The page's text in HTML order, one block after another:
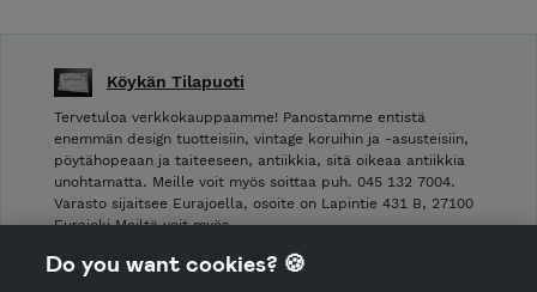
Köykän Tilapuoti
Tervetuloa verkkokauppaamme! Panostamme entistä
enemmän design tuotteisiin, vintage koruihin ja -asusteisiin,
pöytähopeaan ja taiteeseen, antiikkia, sitä oikeaa antiikkia
unohtamatta. Meille voit myös soittaa puh. 045 132 7004.
Varasto sijaitsee Eurajoella, osoite on Lapintie 431 B, 27100
Eurajoki Meiltä voit myös …
Shop Terms and Conditions
Do you want cookies? 🍪